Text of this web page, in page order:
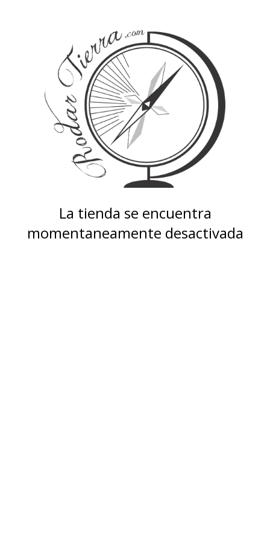
La tienda se encuentra
momentaneamente desactivada